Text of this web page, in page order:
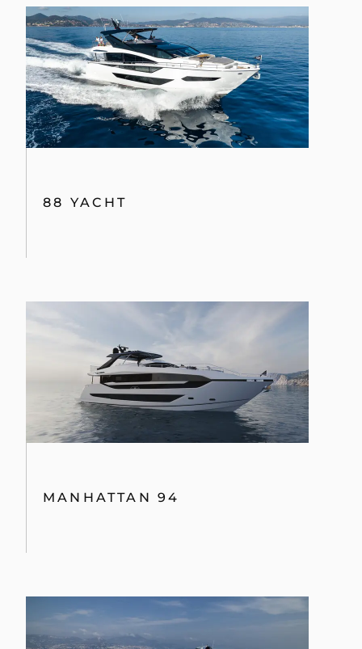
88 YACHT
MANHATTAN 94